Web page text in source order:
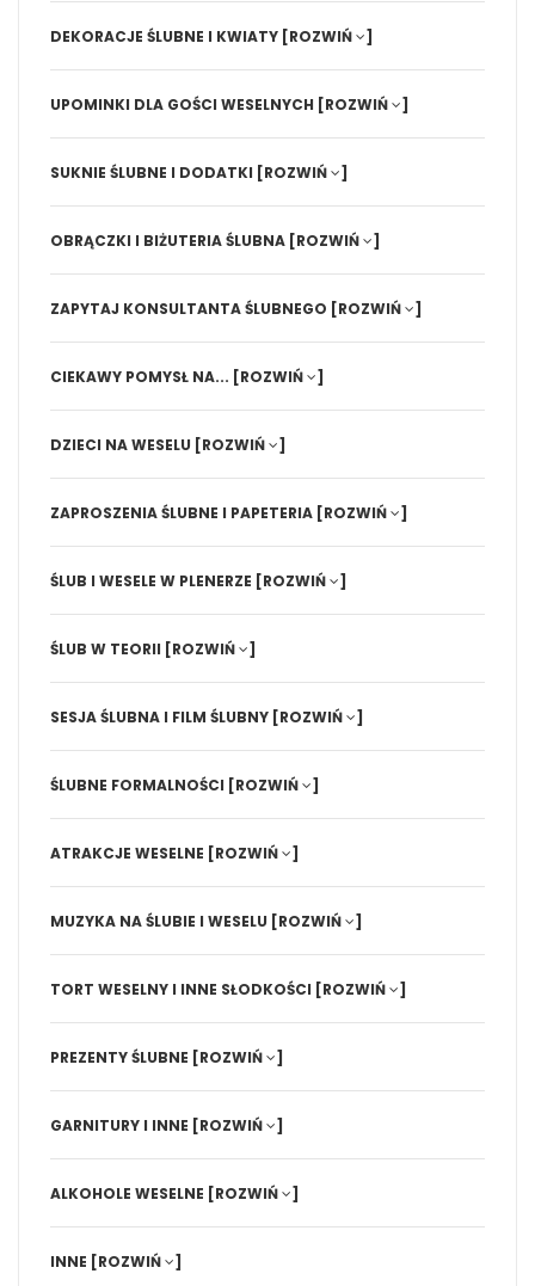
DEKORACJE ŚLUBNE I KWIATY [ROZWIŃ ]
UPOMINKI DLA GOŚCI WESELNYCH [ROZWIŃ ]
SUKNIE ŚLUBNE I DODATKI [ROZWIŃ ]
OBRĄCZKI I BIŻUTERIA ŚLUBNA [ROZWIŃ ]
ZAPYTAJ KONSULTANTA ŚLUBNEGO [ROZWIŃ ]
CIEKAWY POMYSŁ NA... [ROZWIŃ ]
DZIECI NA WESELU [ROZWIŃ ]
ZAPROSZENIA ŚLUBNE I PAPETERIA [ROZWIŃ ]
ŚLUB I WESELE W PLENERZE [ROZWIŃ ]
ŚLUB W TEORII [ROZWIŃ ]
SESJA ŚLUBNA I FILM ŚLUBNY [ROZWIŃ ]
ŚLUBNE FORMALNOŚCI [ROZWIŃ ]
ATRAKCJE WESELNE [ROZWIŃ ]
MUZYKA NA ŚLUBIE I WESELU [ROZWIŃ ]
TORT WESELNY I INNE SŁODKOŚCI [ROZWIŃ ]
PREZENTY ŚLUBNE [ROZWIŃ ]
GARNITURY I INNE [ROZWIŃ ]
ALKOHOLE WESELNE [ROZWIŃ ]
INNE [ROZWIŃ ]